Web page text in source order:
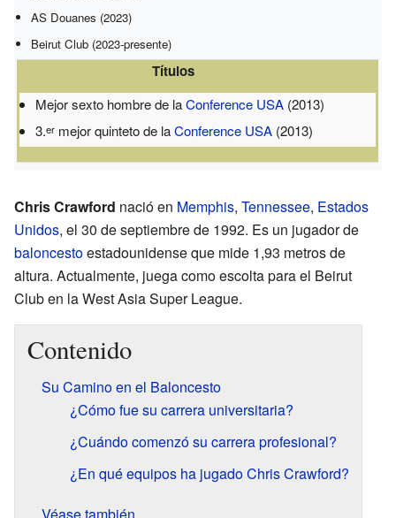
AS Douanes (2023)
Beirut Club (2023-presente)
Títulos
Mejor sexto hombre de laConference USA (2013)
3.er mejor quinteto de laConference USA (2013)
Chris Crawford nació en Memphis, Tennessee, Estados
Unidos, el 30 de septiembre de 1992. Es un jugador de
baloncestoestadounidense que mide 1,93 metros de
altura. Actualmente, juega como escolta para el Beirut
Club en la West Asia Super League.
Contenido
Su Camino en el Baloncesto
¿Cómo fue su carrera universitaria?
¿Cuándo comenzó su carrera profesional?
¿En qué equipos ha jugado Chris Crawford?
Véase también